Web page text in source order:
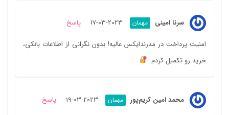
سرنا امینی مهمان 2023-03-17 پاسخ
امنیت پرداخت در مدرندایکس عالیه! بدون نگرانی از اطلاعات بانکی،
خرید رو تکمیل کردم.
محمد امین کریم‌پور مهمان 2023-03-19 پاسخ